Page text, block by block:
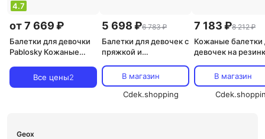
4.7
от 7 669 ₽
Балетки для девочки
Pablosky Кожаные
на резинке, бежевый
8445543333116
Все цены2
5 698 ₽6 783 ₽
Балетки для девочек с
пряжкой и
отделкой Conguitos,
розовый
В магазин
Cdek.shopping
7 183 ₽8 212 ₽
Кожаные балетки
девочек на
В магазин
Geox